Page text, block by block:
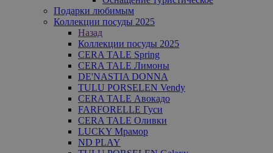
Подарки любимым
Коллекции посуды 2025
Назад
Коллекции посуды 2025
CERA TALE Spring
CERA TALE Лимоны
DE'NASTIA DONNA
TULU PORSELEN Vendy
CERA TALE Авокадо
FARFORELLE Гуси
CERA TALE Оливки
LUCKY Мрамор
ND PLAY